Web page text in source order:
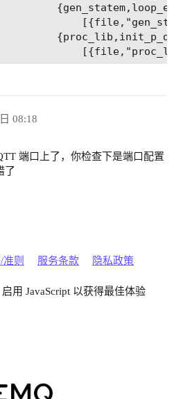
08:18
端口上了，你检查下是端口配置
了
则 服务条款 隐私政策
用 JavaScript 以获得最佳体验